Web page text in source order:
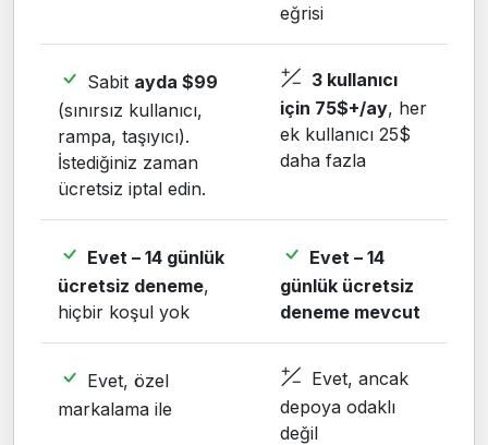
eğrisi
Sabit ayda $99
(sınırsız kullanıcı,
rampa, taşıyıcı).
İstediğiniz zaman
ücretsiz iptal edin.
3 kullanıcı
için 75$+/ay, her
ek kullanıcı 25$
daha fazla
Evet – 14 günlük
ücretsiz deneme,
hiçbir koşul yok
Evet – 14
günlük ücretsiz
deneme mevcut
Evet, özel
markalama ile
Evet, ancak
depoya odaklı
değil